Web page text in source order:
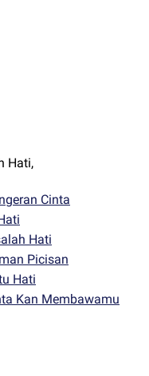
Hati,
Cinta
Hati
Picisan
Hati
Kan Membawamu